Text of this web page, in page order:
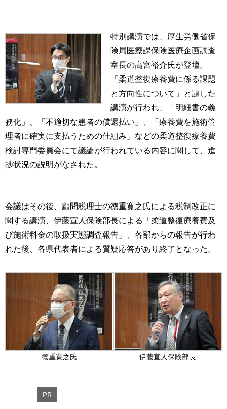
特別講演では、厚生労働省保
険局医療課保険医療企画調査
室長の高宮裕介氏が登壇。
「柔道整復療養費に係る課題
と方向性について」と題した
講演が行われ、「明細書の義
務化」、「不適切な患者の償還払い」、「療養費を施術管
理者に確実に支払うための仕組み」などの柔道整復療養費
検討専門委員会にて議論が行われている内容に関して、進
捗状況の説明がなされた。
会議はその後、顧問税理士の徳重寛之氏による税制改正に
関する講演、伊藤宣人保険部長による「柔道整復療養費及
び施術料金の取扱実態調査報告」、各部からの報告が行わ
れた後、各県代表者による質疑応答があり終了となった。
徳重寛之氏 伊藤宣人保険部長
PR